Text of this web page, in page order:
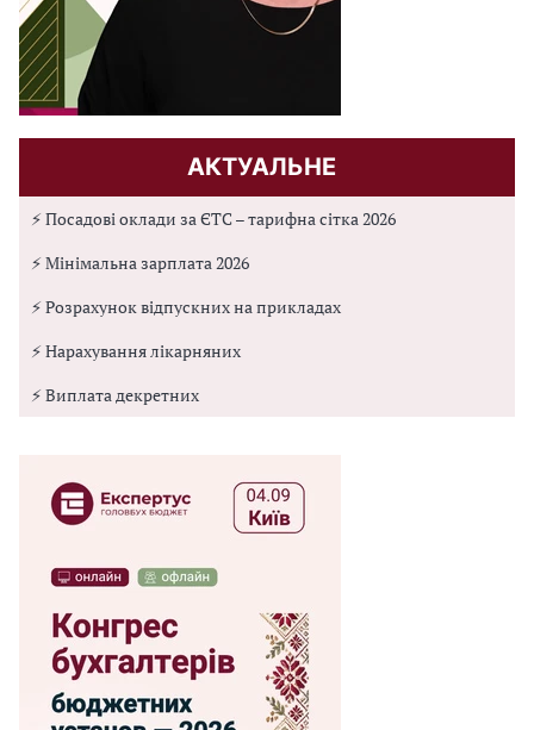
АКТУАЛЬНЕ
⚡ Посадові оклади за ЄТС – тарифна сітка 2026
⚡ Мінімальна зарплата 2026
⚡ Розрахунок відпускних на прикладах
⚡ Нарахування лікарняних
⚡ Виплата декретних